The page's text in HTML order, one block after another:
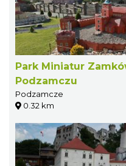
Park Miniatur
Podzamczu
Podzamcze
0.32 km